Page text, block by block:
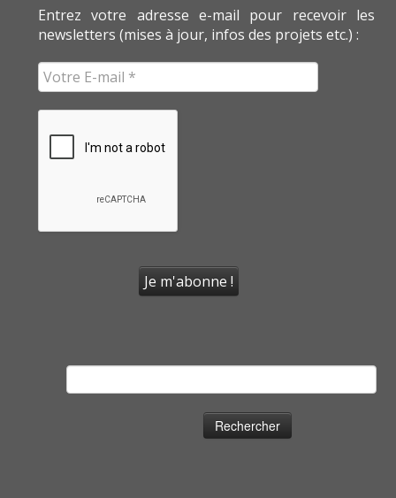
Entrez votre adresse e-mail pour recevoir les
newsletters (mises à jour, infos des projets etc.) :